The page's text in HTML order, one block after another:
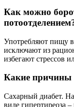
Как можно
Употребляют пищу в
исключают из
избегают стрессов
Какие причины
Сахарный диабет.
виде гипертиреоза